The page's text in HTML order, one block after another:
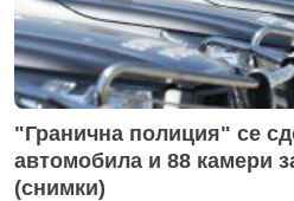
"Гранична полиция" се
автомобила и 88 камери
(снимки)